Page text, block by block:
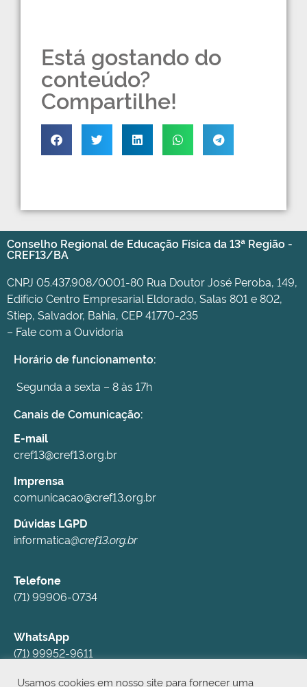
Está gostando do
conteúdo?
Compartilhe!
Conselho Regional de Educação Física da 13ª Região -
CREF13/BA
CNPJ 05.437.908/0001-80 Rua Doutor José Peroba, 149,
Edifício Centro Empresarial Eldorado, Salas 801 e 802,
Stiep, Salvador, Bahia, CEP 41770-235
– Fale com a Ouvidoria
Horário de funcionamento:
Segunda a sexta – 8 às 17h
Canais de Comunicação:
E-mail
cref13@cref13.org.br
Imprensa
comunicacao@cref13.org.br
Dúvidas LGPD
informatica@cref13.org.br
Telefone
(71) 99906-0734
WhatsApp
(71) 99952-9611
Usamos cookies em nosso site para fornecer uma